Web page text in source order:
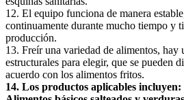
12. El equipo funciona de manera
continuamente durante mucho tiempo y
producción.
13. Freír una variedad de alimentos, hay
estructurales para elegir, que se pueden
acuerdo con los alimentos fritos.
14. Los productos aplicables incluyen: